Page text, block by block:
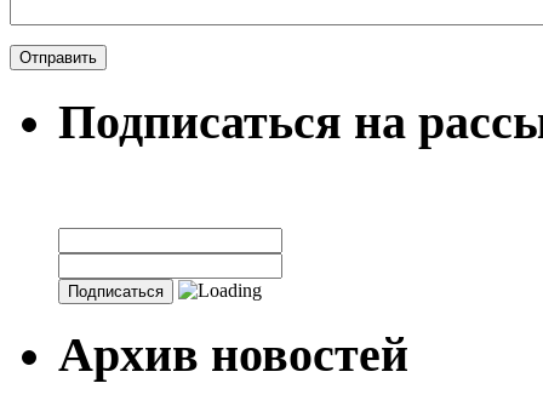
Подписаться на
Архив новостей